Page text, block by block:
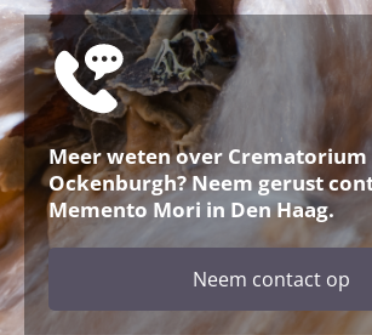
Meer weten over Crematorium
Ockenburgh? Neem gerust
Memento Mori in Den Haag.
Neem contact op